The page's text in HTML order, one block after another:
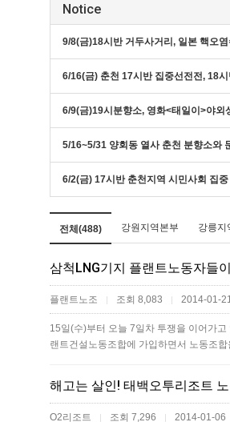
Notice
9/8(금)18시반 거두사거리, 일본 핵오
6/16(금) 춘천 17시반 집중선전전, 18시
6/9(금)19시분향소, 영화<태일이>야외
5/16~5/31 양회동 열사 춘천 분향소와
6/2(금) 17시반 춘천지역 시민사회 집
전체(488) 강원지역본부 강릉지
삼척LNG기지 플랜트노동자들
플랜트노조 | 조회 8,083 | 2014-01-
15일(수)부터 오늘 7일차 투쟁을 이어가
랜트건설노동조합에 가입하면서 노동조
해고는 살인! 태백오투리조트
O2리조트 | 조회 7,296 | 2014-01-06